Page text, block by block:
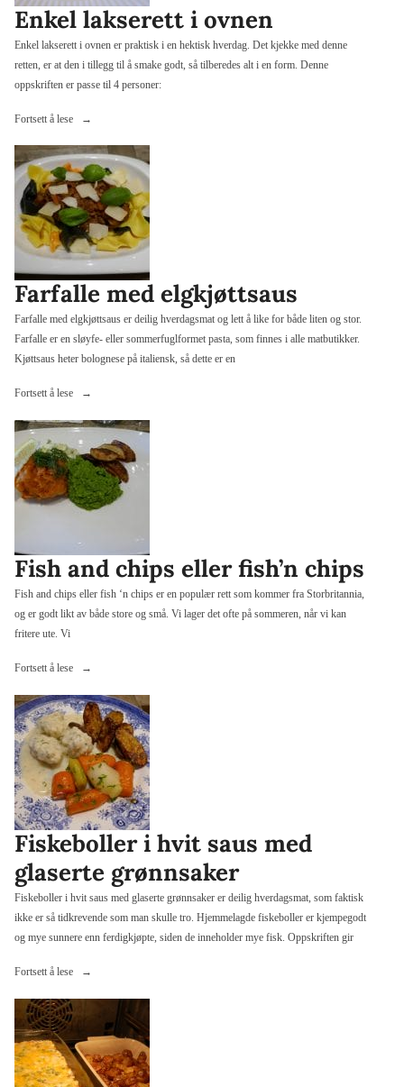
Enkel lakserett i ovnen
Enkel lakserett i ovnen er praktisk i en hektisk hverdag. Det kjekke med denne
retten, er at den i tillegg til å smake godt, så tilberedes alt i en form. Denne
oppskriften er passe til 4 personer:
Fortsett å lese
«Enkel
i
ovnen»
Farfalle med elgkjøttsaus
Farfalle med elgkjøttsaus er deilig hverdagsmat og lett å like for både liten og stor.
Farfalle er en sløyfe- eller sommerfuglformet pasta, som finnes i alle matbutikker.
Kjøttsaus heter bolognese på italiensk, så dette er en
Fortsett å lese
«Farfalle
elgkjøttsaus»
Fish and chips eller fish’n chips
Fish and chips eller fish ‘n chips er en populær rett som kommer fra Storbritannia,
og er godt likt av både store og små. Vi lager det ofte på sommeren, når vi kan
fritere ute. Vi
Fortsett å lese
«Fish
chips
eller
fish’n
chips»
Fiskeboller i hvit saus med
glaserte grønnsaker
Fiskeboller i hvit saus med glaserte grønnsaker er deilig hverdagsmat, som faktisk
ikke er så tidkrevende som man skulle tro. Hjemmelagde fiskeboller er kjempegodt
og mye sunnere enn ferdigkjøpte, siden de inneholder mye fisk. Oppskriften gir
Fortsett å lese
«Fiskeboller
med
glaserte